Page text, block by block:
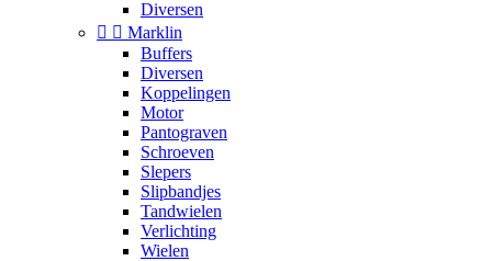
Diversen
  Marklin
Buffers
Diversen
Koppelingen
Motor
Pantograven
Schroeven
Slepers
Slipbandjes
Tandwielen
Verlichting
Wielen